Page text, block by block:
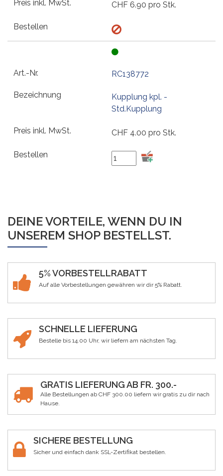
CHF 6.90 pro Stk.
RC138772
Kupplung kpl. -
Std.Kupplung
CHF 4.00 pro Stk.
DEINE VORTEILE, WENN DU IN
UNSEREM SHOP BESTELLST.
5% VORBESTELLRABATT
Auf alle Vorbestellungen gewähren wir dir 5% Rabatt.
SCHNELLE LIEFERUNG
Bestelle bis 14.00 Uhr, wir liefern am nächsten Tag.
GRATIS LIEFERUNG AB FR. 300.-
Alle Bestellungen ab CHF 300.00 liefern wir gratis zu dir nach
Hause.
SICHERE BESTELLUNG
Sicher und einfach dank SSL-Zertifikat bestellen.